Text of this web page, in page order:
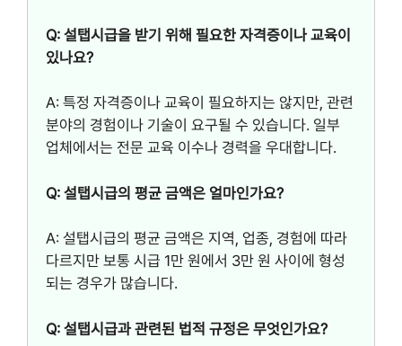
Q: 설탭시급을 받기 위해 필요한 자격증이나 교육이
있나요?
A: 특정 자격증이나 교육이 필요하지는 않지만, 관련
분야의 경험이나 기술이 요구될 수 있습니다. 일부
업체에서는 전문 교육 이수나 경력을 우대합니다.
Q: 설탭시급의 평균 금액은 얼마인가요?
A: 설탭시급의 평균 금액은 지역, 업종, 경험에 따라
다르지만 보통 시급 1만 원에서 3만 원 사이에 형성
되는 경우가 많습니다.
Q: 설탭시급과 관련된 법적 규정은 무엇인가요?